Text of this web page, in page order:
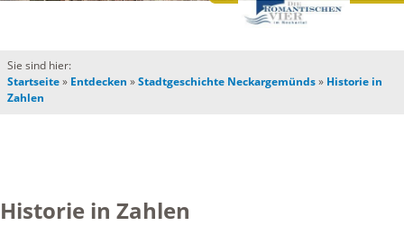
Sie sind hier:
Startseite» Entdecken »Stadtgeschichte Neckargemünds» Historie in
Zahlen
Historie in Zahlen